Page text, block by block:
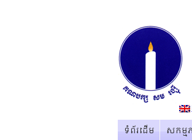
ទំព័រដើម
សកម្ម